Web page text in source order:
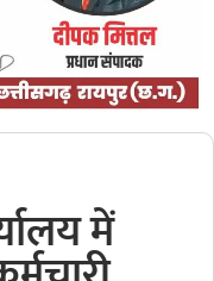
में